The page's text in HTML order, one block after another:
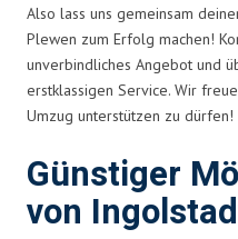
Also lass uns gemeinsam
Plewen zum Erfolg machen!
unverbindliches Angebot und
erstklassigen Service. Wir
Umzug unterstützen zu dürfen!
Günstiger
von